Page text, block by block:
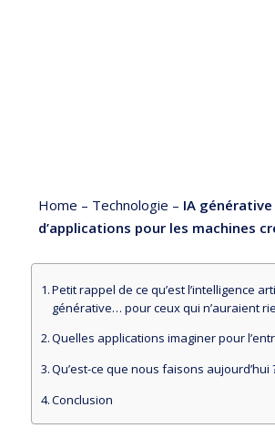
Home – Technologie – IA générative
d’applications pour les machines
Petit rappel de ce qu’est l’intelligence
générative… pour ceux qui n’auraient
Quelles applications imaginer pour
Qu’est-ce que nous faisons aujourd’hui
Conclusion